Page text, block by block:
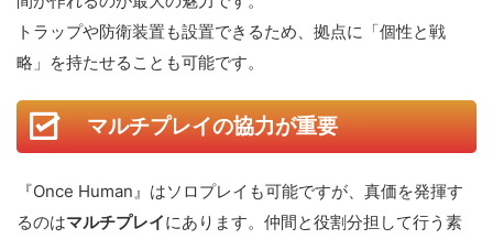
トラップや防衛装置も設置できるため、拠点に「個性と戦
略」を持たせることも可能です。
マルチプレイの協力が重要
『Once Human』はソロプレイも可能ですが、真価を発揮す
るのはマルチプレイにあります。仲間と役割分担して行う素